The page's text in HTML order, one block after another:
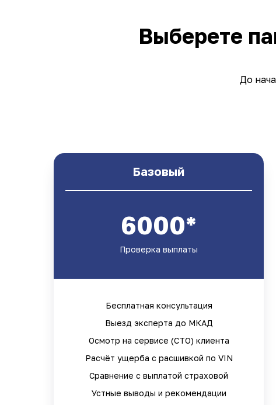
Выберете
До
Базовый
6000*
Проверка выплаты
Бесплатная консультация
Выезд эксперта до МКАД
Осмотр на сервисе (СТО) клиента
Расчёт ущерба с расшивкой по VIN
Сравнение с выплатой страховой
Устные выводы и рекомендации